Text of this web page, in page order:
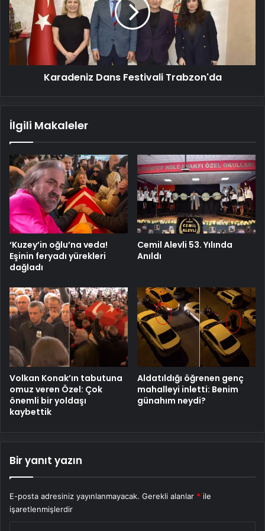
Karadeniz Dans Festivali Trabzon'da
İlgili Makaleler
‘Kuzey’in oğlu’na veda!
Eşinin feryadı yürekleri
dağladı
Cemil Alevli 53. Yılında
Anıldı
Volkan Konak’ın tabutuna
omuz veren Özel: Çok
önemli bir yoldaşı
kaybettik
Aldatıldığı öğrenen genç
mahalleyi inletti: Benim
günahım neydi?
Bir yanıt yazın
E-posta adresiniz yayınlanmayacak. Gerekli alanlar * ile
işaretlenmişlerdir